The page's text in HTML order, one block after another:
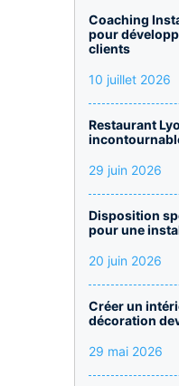
Coaching
pour
clients
10 juillet 2026
Restaurant
29 juin 2026
Disposition
pour une
20 juin 2026
Créer un
décoration
29 mai 2026